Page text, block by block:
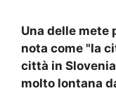
Una delle mete
nota come "la
città in
molto lontana